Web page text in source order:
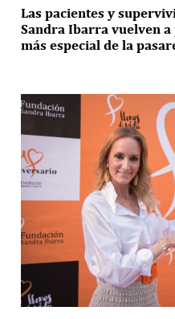
Las pacientes y
Sandra Ibarra vuelven
más especial de la